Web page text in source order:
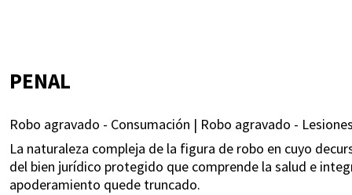
PENAL
Robo agravado - Consumación | Robo agravado -
La naturaleza compleja de la figura de robo en cuyo
del bien jurídico protegido que comprende la salud e
apoderamiento quede truncado.